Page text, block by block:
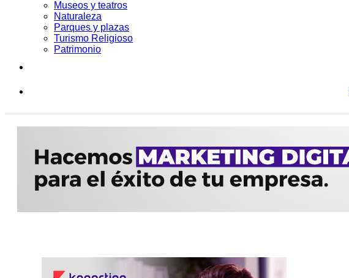
Museos y teatros
Naturaleza
Parques y plazas
Turismo Religioso
Patrimonio